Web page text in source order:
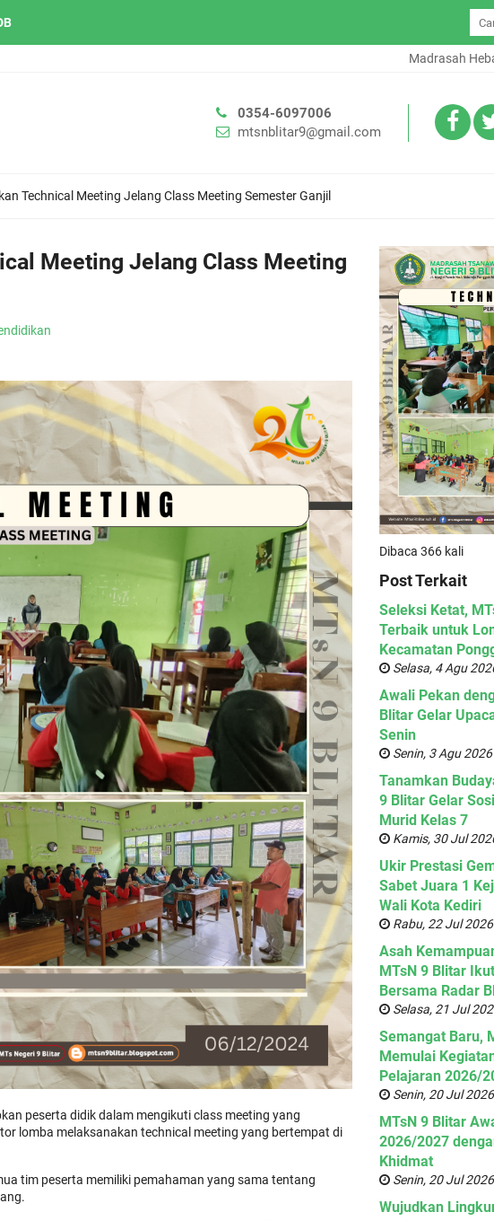
Madrasah Hebat
0354-6097006
mtsnblitar9@gmail.com
Technical Meeting Jelang Class Meeting Semester Ganjil
Meeting Jelang Class Meeting
peserta didik dalam mengikuti class meeting yang
lomba melaksanakan technical meeting yang bertempat di
tim peserta memiliki pemahaman yang sama tentang
Dibaca 366 kali
Post Terkait
Seleksi Ketat,
Terbaik untuk
Kecamatan
Selasa, 4 Agu
Awali Pekan
Blitar Gelar
Senin
Senin, 3 Agu 2026
Tanamkan
9 Blitar Gelar
Murid Kelas 7
Kamis, 30 Jul
Ukir Prestasi
Sabet Juara 1
Wali Kota Kediri
Rabu, 22 Jul 2026
Asah
MTsN 9 Blitar
Bersama Radar
Selasa, 21 Jul
Semangat Baru,
Memulai
Pelajaran 2026/
Senin, 20 Jul 2026
MTsN 9 Blitar
2026/2027
Khidmat
Senin, 20 Jul 2026
Wujudkan